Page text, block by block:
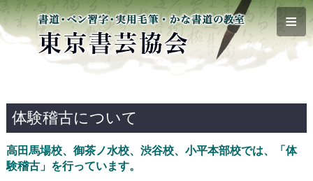
≡
体験稽古について
高田馬場校、御茶ノ水校、渋谷校、小平本部校では、「体
験稽古」を行っています。